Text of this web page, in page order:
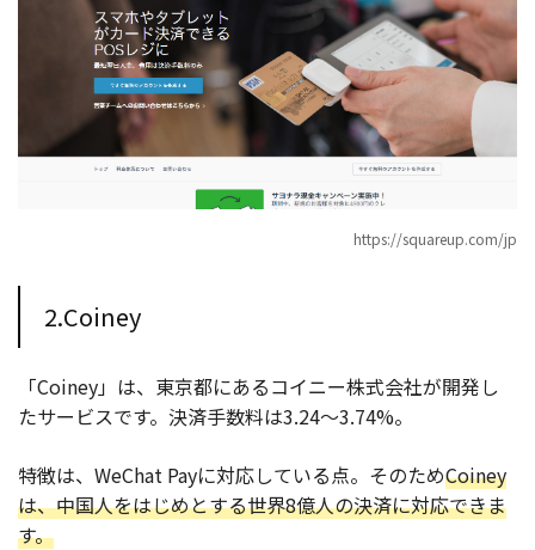
https://squareup.com/jp
2.Coiney
「Coiney」は、東京都にあるコイニー株式会社が開発し
たサービスです。決済手数料は3.24〜3.74%。
特徴は、WeChat Payに対応している点。そのためCoiney
は、中国人をはじめとする世界8億人の決済に対応できま
す。